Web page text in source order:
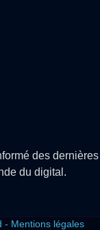
des dernières
du digital.
- Mentions légales